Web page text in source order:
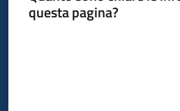
questa pagina?